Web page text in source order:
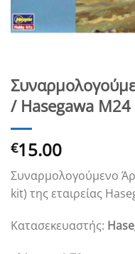
/ Hasegawa
€15.00
Συναρμολογούμενο
kit) της εταιρείας
Κατασεκευαστής: